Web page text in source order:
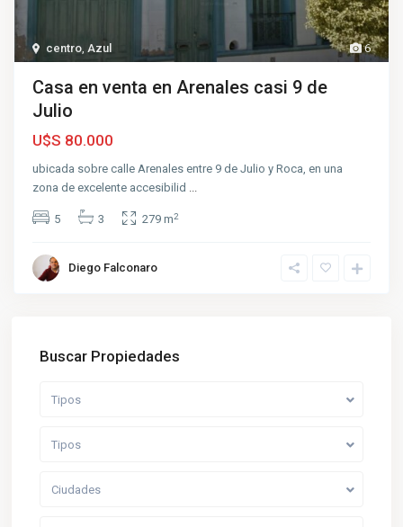
6
centro,Azul
Casa en venta en Arenales casi 9 de
Julio
U$S 80.000
ubicada sobre calle Arenales entre 9 de Julio y Roca, en una
zona de excelente accesibilid ...
5 3 279 m2
Diego Falconaro
Buscar Propiedades
Tipos
Tipos
Ciudades